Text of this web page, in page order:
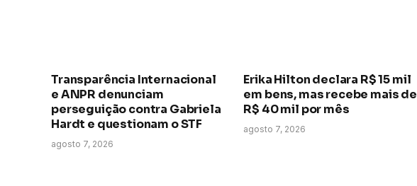
Transparência Internacional
e ANPR denunciam
perseguição contra Gabriela
Hardt e questionam o STF
agosto 7, 2026
Erika Hilton declara R$ 15 mil
em bens, mas recebe mais de
R$ 40 mil por mês
agosto 7, 2026